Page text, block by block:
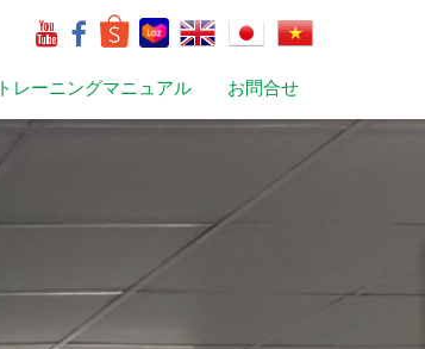
トレーニングマニュアル お問合せ